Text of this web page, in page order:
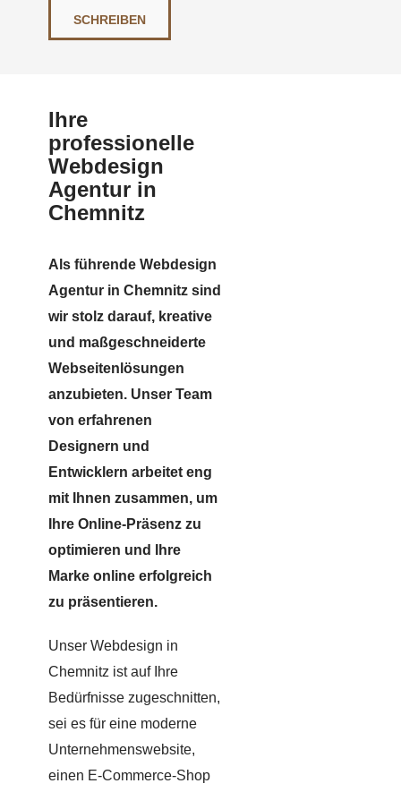
SCHREIBEN
Ihre
professionelle
Webdesign
Agentur in
Chemnitz
Als führende Webdesign
Agentur in Chemnitz sind
wir stolz darauf, kreative
und maßgeschneiderte
Webseitenlösungen
anzubieten. Unser Team
von erfahrenen
Designern und
Entwicklern arbeitet eng
mit Ihnen zusammen, um
Ihre Online-Präsenz zu
optimieren und Ihre
Marke online erfolgreich
zu präsentieren.
Unser Webdesign in
Chemnitz ist auf Ihre
Bedürfnisse zugeschnitten,
sei es für eine moderne
Unternehmenswebsite,
einen E-Commerce-Shop